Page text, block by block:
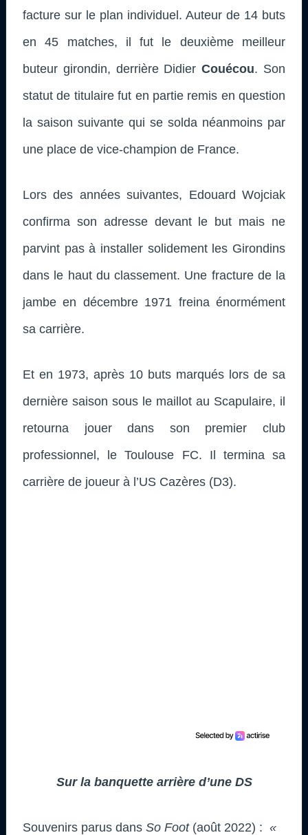
facture sur le plan individuel. Auteur de 14 buts
en 45 matches, il fut le deuxième meilleur
buteur girondin, derrière DidierCouécou. Son
statut de titulaire fut en partie remis en question
la saison suivante qui se solda néanmoins par
une place de vice-champion de France.
Lors des années suivantes, Edouard Wojciak
confirma son adresse devant le but mais ne
parvint pas à installer solidement les Girondins
dans le haut du classement. Une fracture de la
jambe en décembre 1971 freina énormément
sa carrière.
Et en 1973, après 10 buts marqués lors de sa
dernière saison sous le maillot au Scapulaire, il
retourna jouer dans son premier club
professionnel, le Toulouse FC. Il termina sa
carrière de joueur à l’US Cazères (D3).
Sur la banquette arrière d’une DS
Souvenirs parus dans So Foot(août 2022) : «